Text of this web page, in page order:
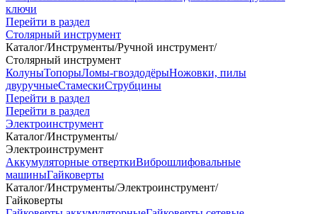
ключи
Перейти в раздел
Столярный инструмент
Каталог/Инструменты/Ручной инструмент/
Столярный инструмент
КолуныТопорыЛомы-гвоздодёрыНожовки, пилы
двуручныеСтамескиСтрубцины
Перейти в раздел
Перейти в раздел
Электроинструмент
Каталог/Инструменты/
Электроинструмент
Аккумуляторные отверткиВиброшлифовальные
машиныГайковерты
Каталог/Инструменты/Электроинструмент/
Гайковерты